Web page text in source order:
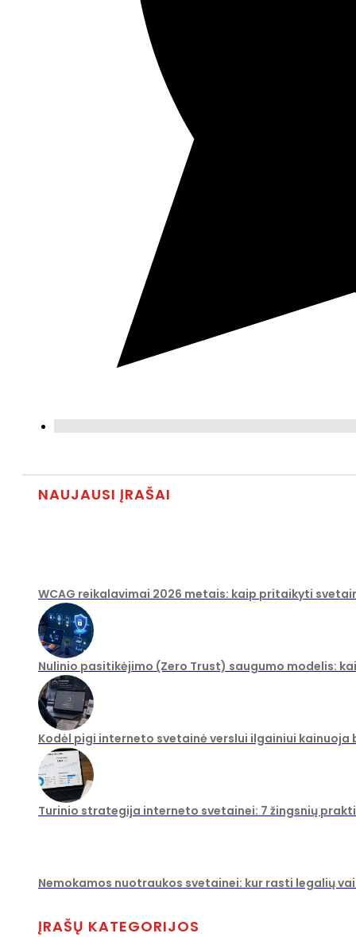
NAUJAUSI ĮRAŠAI
WCAG reikalavimai 2026 metais: kaip pritaikyti
Nulinio pasitikėjimo (Zero Trust) saugumo modelis:
Kodėl pigi interneto svetainė verslui ilgainiui kainuoja
Turinio strategija interneto svetainei: 7 žingsnių
Nemokamos nuotraukos svetainei: kur rasti legalių
ĮRAŠŲ KATEGORIJOS